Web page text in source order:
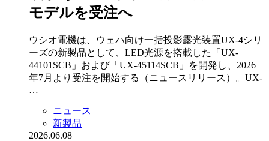
モデルを受注へ
ウシオ電機は、ウェハ向け一括投影露光装置UX-4シリ
ーズの新製品として、LED光源を搭載した「UX-
44101SCB」および「UX-45114SCB」を開発し、2026
年7月より受注を開始する（ニュースリリース）。UX-
…
ニュース
新製品
2026.06.08